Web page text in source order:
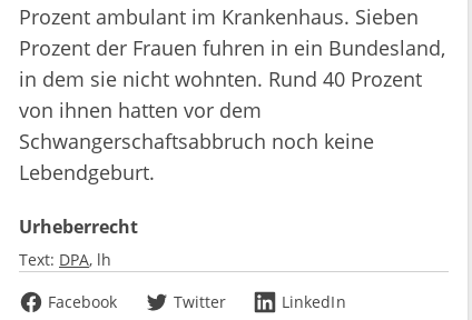
Prozent ambulant im Krankenhaus. Sieben
Prozent der Frauen fuhren in ein Bundesland,
in dem sie nicht wohnten. Rund 40 Prozent
von ihnen hatten vor dem
Schwangerschaftsabbruch noch keine
Lebendgeburt.
Urheberrecht
Text: DPA lh
Facebook
Twitter LinkedIn